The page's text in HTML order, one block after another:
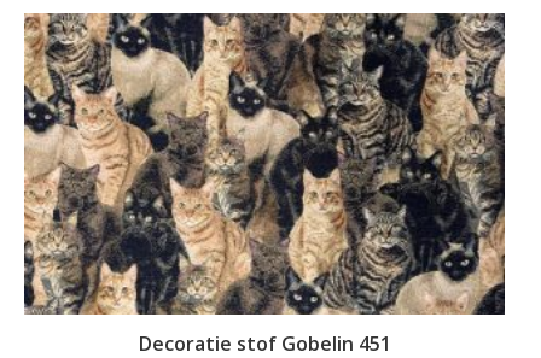
ganzen
gemberkoekjes
geometrisch
ginko
gnome
grafisch
groene thee
Decoratie stof Gobelin 451